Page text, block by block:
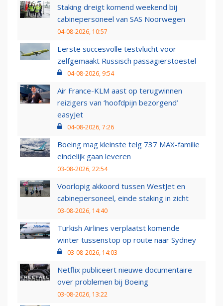
Staking dreigt komend weekend bij
cabinepersoneel van SAS Noorwegen
04-08-2026, 10:57
Eerste succesvolle testvlucht voor
zelfgemaakt Russisch passagierstoestel
04-08-2026, 9:54
Air France-KLM aast op terugwinnen
reizigers van ‘hoofdpijn bezorgend’
easyJet
04-08-2026, 7:26
Boeing mag kleinste telg 737 MAX-familie
eindelijk gaan leveren
03-08-2026, 22:54
Voorlopig akkoord tussen WestJet en
cabinepersoneel, einde staking in zicht
03-08-2026, 14:40
Turkish Airlines verplaatst komende
winter tussenstop op route naar Sydney
03-08-2026, 14:03
Netflix publiceert nieuwe documentaire
over problemen bij Boeing
03-08-2026, 13:22